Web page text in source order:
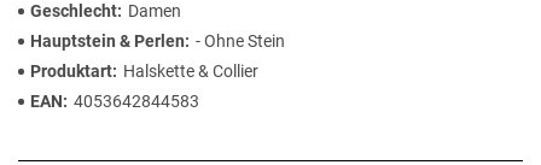
Geschlecht
Damen
Hauptstein & Perlen
- Ohne Stein
Produktart
Halskette & Collier
EAN
4053642844583